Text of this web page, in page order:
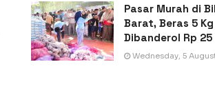
Pasar Murah di
Barat, Beras 5 Kg
Dibanderol Rp 25
Wednesday, 5